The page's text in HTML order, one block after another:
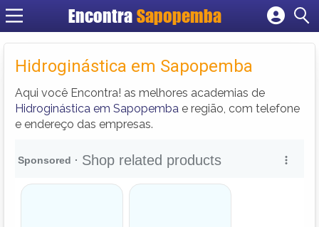
Encontra Sapopemba
Cadastrar empresa
Criar conta
Hidroginástica em Sapopemba
Aqui você Encontra! as melhores academias de
Hidroginástica em Sapopemba e região, com telefone
e endereço das empresas.